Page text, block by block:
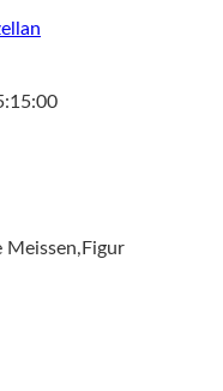
Meissen,Figur